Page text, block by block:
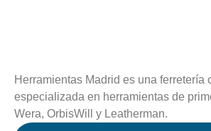
Herramientas Madrid es una ferretería
especializada en herramientas de
Wera, OrbisWill y Leatherman.